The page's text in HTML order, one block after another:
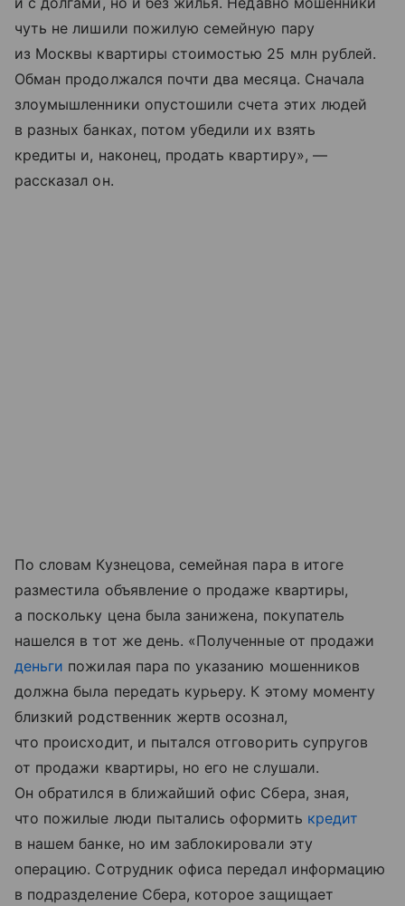
чуть не лишили пожилую семейную пару
из Москвы квартиры стоимостью 25 млн рублей.
Обман продолжался почти два месяца. Сначала
злоумышленники опустошили счета этих людей
в разных банках, потом убедили их взять
кредиты и, наконец, продать квартиру», —
рассказал он.
По словам Кузнецова, семейная пара в итоге
разместила объявление о продаже квартиры,
а поскольку цена была занижена, покупатель
нашелся в тот же день. «Полученные от продажи
деньги пожилая пара по указанию мошенников
должна была передать курьеру. К этому моменту
близкий родственник жертв осознал,
что происходит, и пытался отговорить супругов
от продажи квартиры, но его не слушали.
Он обратился в ближайший офис Сбера, зная,
что пожилые люди пытались оформить кредит
в нашем банке, но им заблокировали эту
операцию. Сотрудник офиса передал информацию
в подразделение Сбера, которое защищает